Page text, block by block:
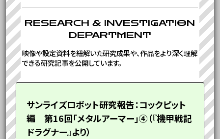
RESEARCH & INVESTIGATION
DEPARTMENT
映像や設定資料を紐解いた研究成果や、作品をより深く理解
できる研究記事を公開しています。
サンライズロボット研究報告：コックピット
編 第16回「メタルアーマー」④（『機甲戦記
ドラグナー』より）